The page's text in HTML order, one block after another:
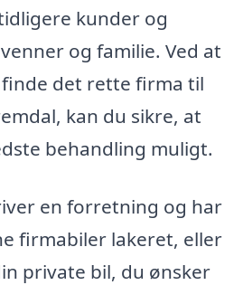
kunder og
og familie. Ved at
det rette firma til
kan du sikre, at
behandling muligt.
en forretning og har
firmabiler lakeret, eller
private bil, du ønsker